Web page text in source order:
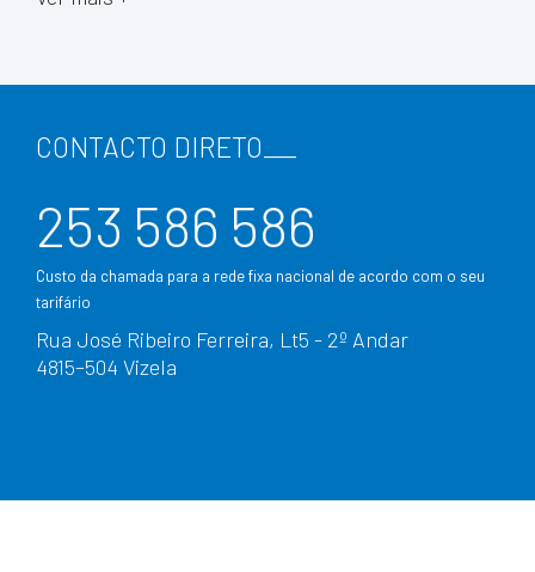
CONTACTO DIRETO
253 586 586
Custo da chamada para a rede fixa nacional de acordo com o seu
tarifário
Rua José Ribeiro Ferreira, Lt5 - 2º Andar
4815–504 Vizela